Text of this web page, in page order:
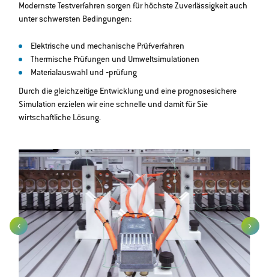
Modernste Testverfahren sorgen für höchste Zuverlässigkeit auch
unter schwersten Bedingungen:
Elektrische und mechanische Prüfverfahren
Thermische Prüfungen und Umweltsimulationen
Materialauswahl und ‐prüfung
Durch die gleichzeitige Entwicklung und eine prognosesichere
Simulation erzielen wir eine schnelle und damit für Sie
wirtschaftliche Lösung.